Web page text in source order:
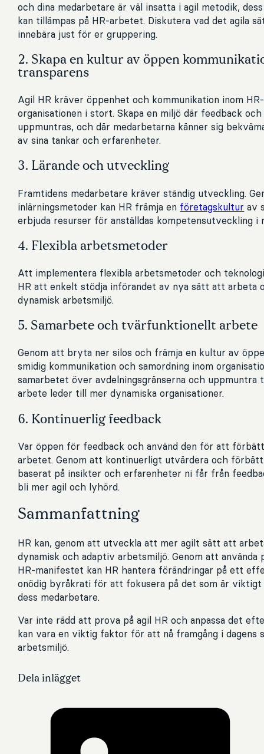
och dina medarbetare är väl insatta i agil metodik,
kan tillämpas på HR-arbetet. Diskutera vad det agila
innebära just för er gruppering.
2. Skapa en kultur av öppen
transparens
Agil HR kräver öppenhet och kommunikation inom
organisationen i stort. Skapa en miljö där feedback
uppmuntras, och där medarbetarna känner sig
av sina tankar och erfarenheter.
3. Lärande och utveckling
Framtidens medarbetare kräver ständig utveckling.
inlärningsmetoder kan HR främja en företagskultur av
erbjuda resurser för anställdas kompetensutveckling i
4. Flexibla arbetsmetoder
Att implementera flexibla arbetsmetoder och
HR att enkelt stödja införandet av nya sätt att arbeta
dynamisk arbetsmiljö.
5. Samarbete och tvärfunktionellt arbete
Genom att bryta ner silos och främja en kultur av
smidig kommunikation och samordning inom
samarbetet över avdelningsgränserna och
arbete leder till mer dynamiska organisationer.
6. Kontinuerlig feedback
Var öppen för feedback och använd den för att
arbetet. Genom att kontinuerligt utvärdera och
baserat på insikter och erfarenheter ni får från
bli mer agil och lyhörd.
Sammanfattning
HR kan, genom att utveckla att mer agilt sätt att
dynamisk och adaptiv arbetsmiljö. Genom att använda
HR-manifestet kan HR hantera förändringar på ett
onödig byråkrati för att fokusera på det som är viktigt
dess medarbetare.
Var inte rädd att prova på agil HR och anpassa det
kan vara en viktig faktor för att nå framgång i dagens
arbetsmiljö.
Dela inlägget